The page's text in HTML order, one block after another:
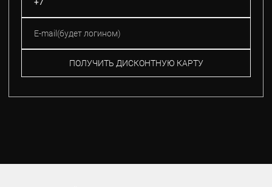
ПОЛУЧИТЬ ДИСКОНТНУЮ КАРТУ